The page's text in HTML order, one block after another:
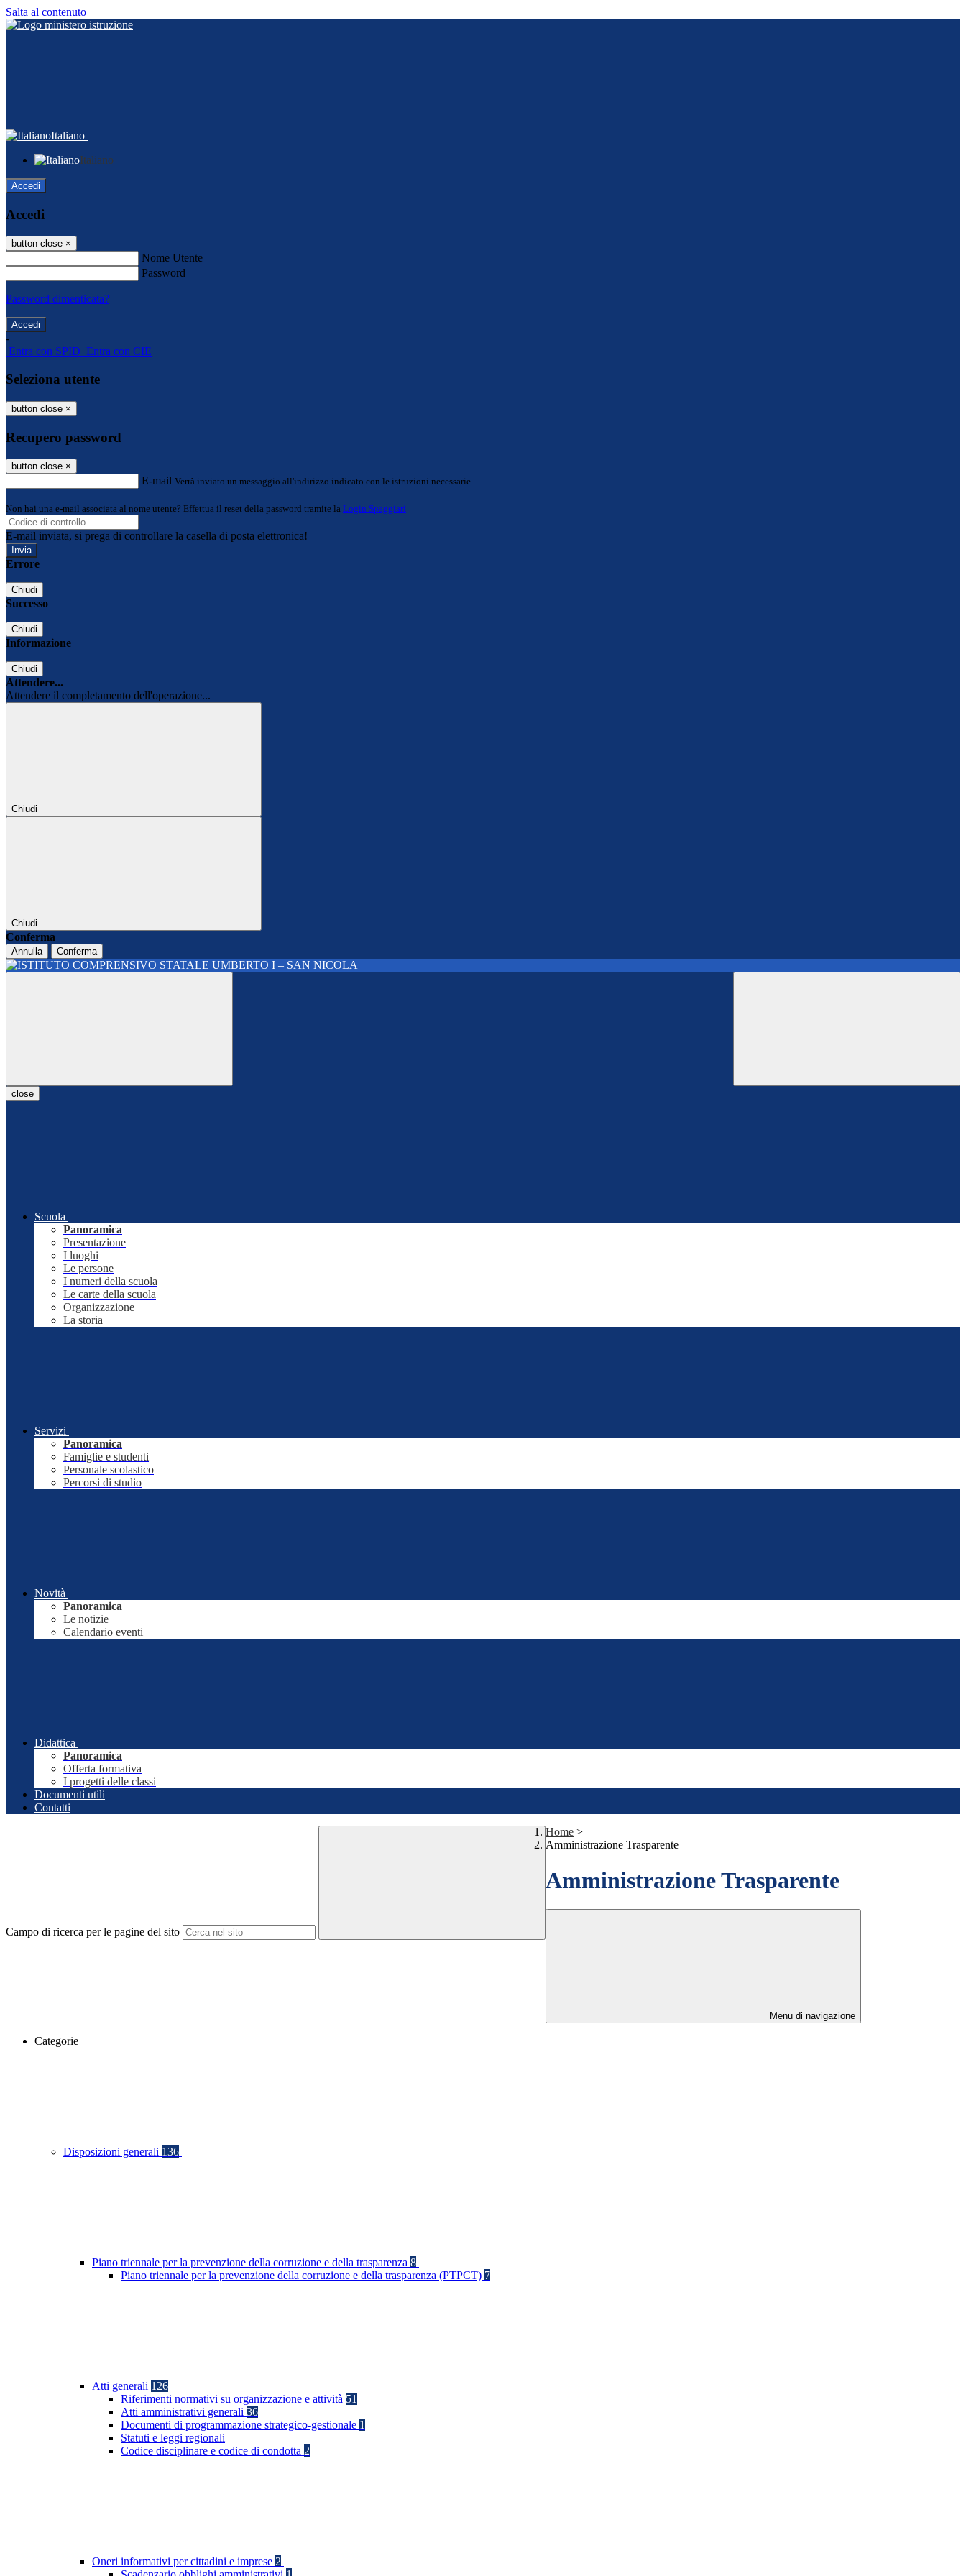
Salta al contenuto
Italiano
Italiano
Accedi
Accedi
button close ×
Nome Utente
Password
Password dimenticata?
-
Entra con SPID Entra con CIE
Seleziona utente
button close ×
Recupero password
button close ×
E-mail Verrà inviato un messaggio all'indirizzo indicato con le istruzioni necessarie.
Non hai una e-mail associata al nome utente? Effettua il reset della password tramite la Login Spaggiari
E-mail inviata, si prega di controllare la casella di posta elettronica!
Errore
Chiudi
Successo
Chiudi
Informazione
Chiudi
Attendere...
Attendere il completamento dell'operazione...
Chiudi
Chiudi
Conferma
Annulla Conferma
close
Scuola
Panoramica
Presentazione
I luoghi
Le persone
I numeri della scuola
Le carte della scuola
Organizzazione
La storia
Servizi
Panoramica
Famiglie e studenti
Personale scolastico
Percorsi di studio
Novità
Panoramica
Le notizie
Calendario eventi
Didattica
Panoramica
Offerta formativa
I progetti delle classi
Documenti utili
Contatti
Campo di ricerca per le pagine del sito
Home >
Amministrazione Trasparente
Amministrazione Trasparente
Menu di navigazione
Categorie
Disposizioni generali 136
Piano triennale per la prevenzione della corruzione e della trasparenza 8
Piano triennale per la prevenzione della corruzione e della trasparenza (PTPCT) 7
Atti generali 126
Riferimenti normativi su organizzazione e attività 51
Atti amministrativi generali 36
Documenti di programmazione strategico-gestionale 1
Statuti e leggi regionali
Codice disciplinare e codice di condotta 2
Oneri informativi per cittadini e imprese 2